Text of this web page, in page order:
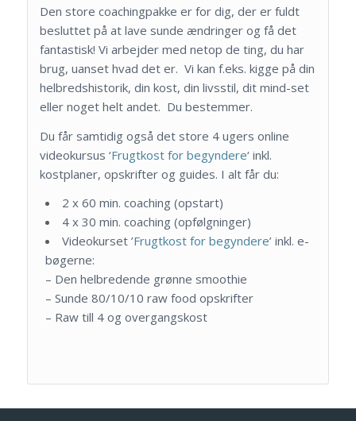
Den store coachingpakke er for dig, der er fuldt
besluttet på at lave sunde ændringer og få det
fantastisk! Vi arbejder med netop de ting, du har
brug, uanset hvad det er. Vi kan f.eks. kigge på din
helbredshistorik, din kost, din livsstil, dit mind-set
eller noget helt andet. Du bestemmer.
Du får samtidig også det store 4 ugers online
videokursus ‘Frugtkost for begyndere‘ inkl.
kostplaner, opskrifter og guides. I alt får du:
2 x 60 min. coaching (opstart)
4 x 30 min. coaching (opfølgninger)
Videokurset ’Frugtkost for begyndere’ inkl. e-
bøgerne:
– Den helbredende grønne smoothie
– Sunde 80/10/10 raw food opskrifter
– Raw till 4 og overgangskost